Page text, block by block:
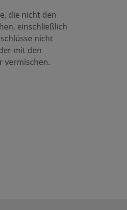
Fluorkautschuk FPM
206 BAR bei 37 °C /3000 PSIG bei 100 °F
Standard
die nicht den
einschließlich
nicht
mit den
vermischen.